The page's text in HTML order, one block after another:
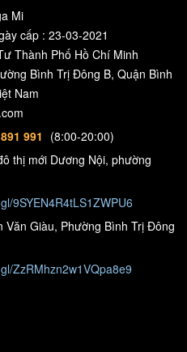
Mi
cấp : 23-03-2021
Thành Phố Hồ Chí Minh
Bình Trị Đông B, Quận Bình
Nam
991
(8:00-20:00)
thị mới Dương Nội, phường
9SYEN4R4tLS1ZWPU6
Giàu, Phường Bình Trị Đông
ZzRMhzn2w1VQpa8e9